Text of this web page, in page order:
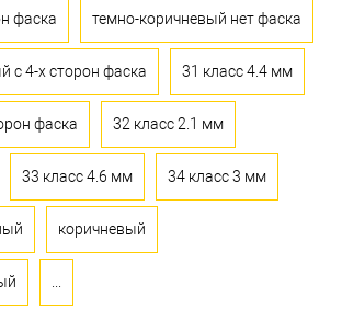
фаска темно-коричневый нет фаска
с 4-х сторон фаска 31 класс 4.4 мм
фаска 32 класс 2.1 мм
33 класс 4.6 мм 34 класс 3 мм
коричневый